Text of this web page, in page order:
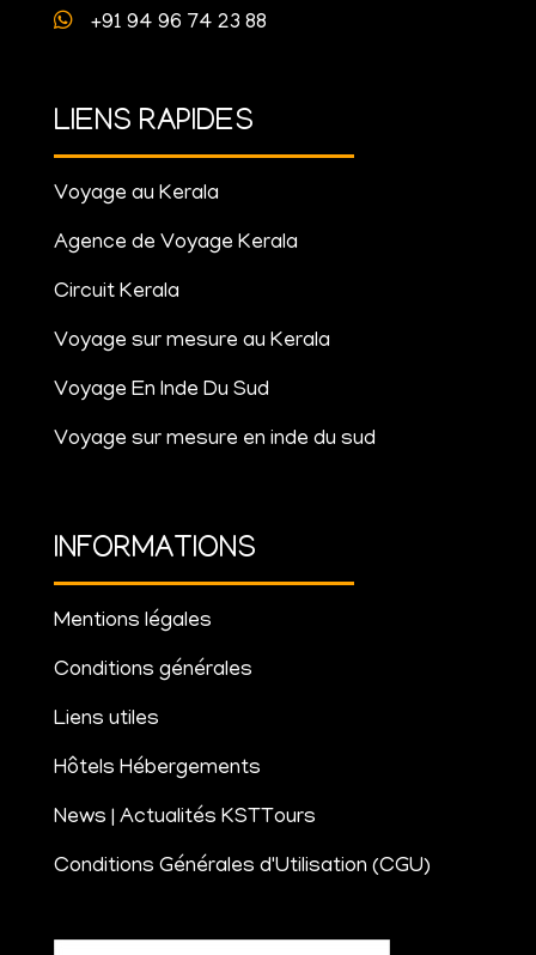
+91 94 96 74 23 88
LIENS RAPIDES
Voyage au Kerala
Agence de Voyage Kerala
Circuit Kerala
Voyage sur mesure au Kerala
Voyage En Inde Du Sud
Voyage sur mesure en inde du sud
INFORMATIONS
Mentions légales
Conditions générales
Liens utiles
Hôtels Hébergements
News | Actualités KSTTours
Conditions Générales d'Utilisation (CGU)